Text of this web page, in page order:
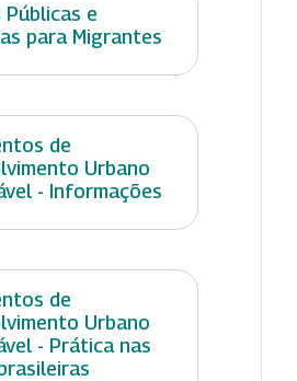
e
para Migrantes
de
Urbano
- Informações
de
Urbano
- Prática nas